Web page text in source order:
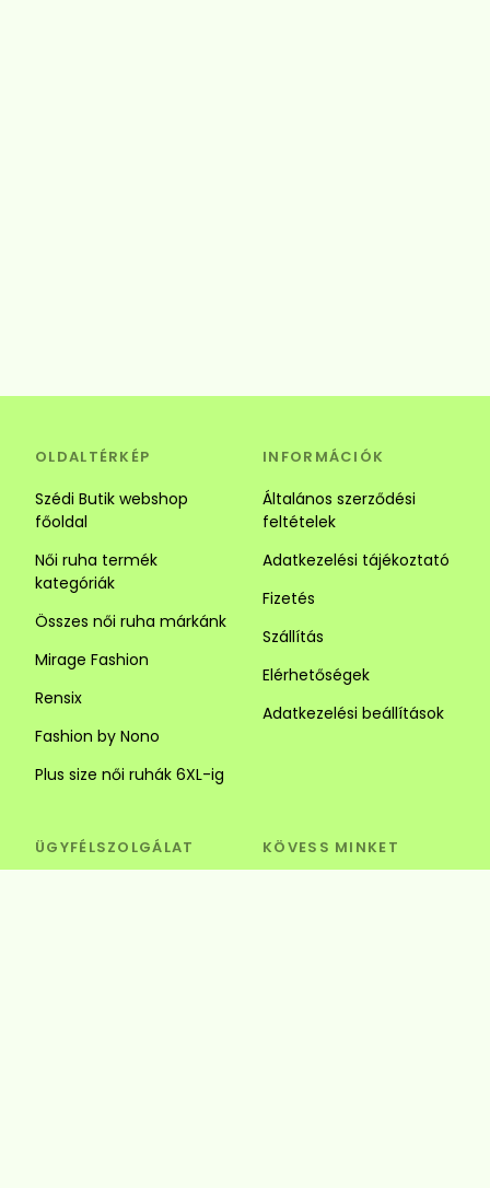
OLDALTÉRKÉP
Szédi Butik webshop
főoldal
Női ruha termék
kategóriák
Összes női ruha márkánk
Mirage Fashion
Rensix
Fashion by Nono
Plus size női ruhák 6XL-ig
INFORMÁCIÓK
Általános szerződési
feltételek
Adatkezelési tájékoztató
Fizetés
Szállítás
Elérhetőségek
Adatkezelési beállítások
ÜGYFÉLSZOLGÁLAT KÖVESS MINKET